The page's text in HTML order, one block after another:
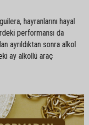
hayranlarını hayal
performansı da
ayrıldıktan sonra alkol
ay alkollü araç